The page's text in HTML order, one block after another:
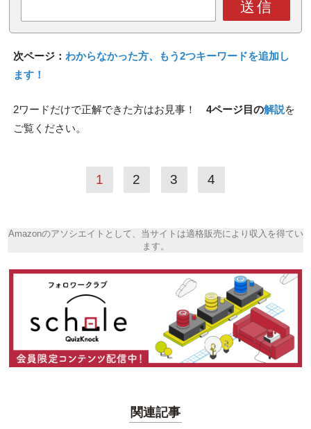
送信
次ページ： わからなかった方、もう2つキーワードを追加し
ます！
2ワードだけで正解できた方はお見事！ 4ページ目の解説を
ご覧ください。
1 2 3 4
Amazonのアソシエイトとして、当サイトは適格販売により収入を得てい
ます。
関連記事